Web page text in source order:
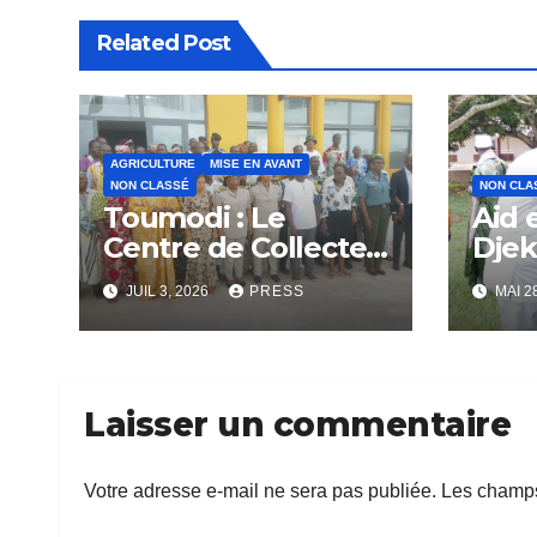
Related Post
AGRICULTURE
MISE EN AVANT
NON CLASSÉ
Toumodi : Le
Centre de Collecte
et de Groupage des
Produits Vivriers
officiellement
JUIL 3, 2026 PRESS
NON
Aid
MAI
Laisser un commentaire
Votre adresse e-mail ne sera pas publiée. Les